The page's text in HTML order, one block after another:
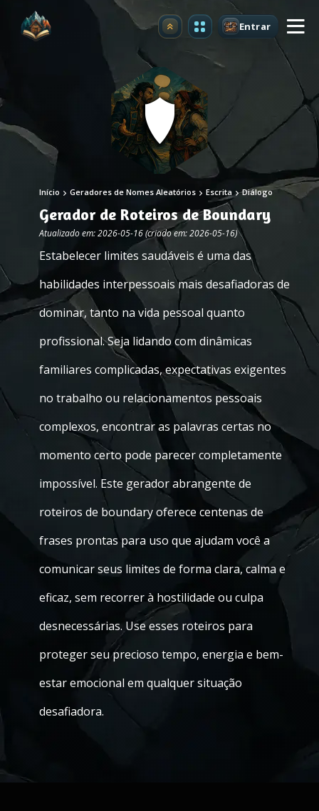
Atualizar Entrar
Início Geradores de Nomes Aleatórios Escrita Diálogo
Gerador de Roteiros de Boundary
Atualizado em: 2026-05-16 (criado em: 2026-05-16)
Estabelecer limites saudáveis é uma das
habilidades interpessoais mais desafiadoras de
dominar, tanto na vida pessoal quanto
profissional. Seja lidando com dinâmicas
familiares complicadas, expectativas exigentes
no trabalho ou relacionamentos pessoais
complexos, encontrar as palavras certas no
momento certo pode parecer completamente
impossível. Este gerador abrangente de
roteiros de boundary oferece centenas de
frases prontas para uso que ajudam você a
comunicar seus limites de forma clara, calma e
eficaz, sem recorrer à hostilidade ou culpa
desnecessárias. Use esses roteiros para
proteger seu precioso tempo, energia e bem-
estar emocional em qualquer situação
desafiadora.